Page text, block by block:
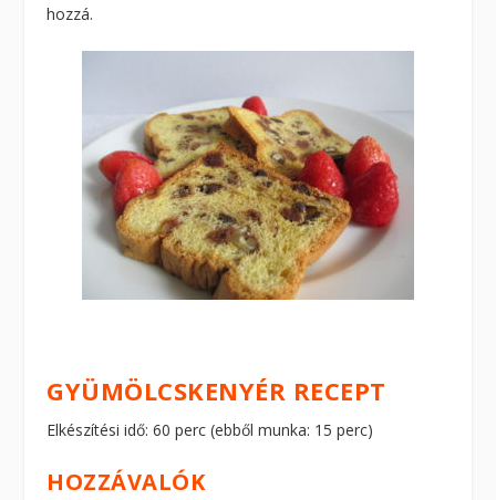
hozzá.
GYÜMÖLCSKENYÉR RECEPT
Elkészítési idő: 60 perc (ebből munka: 15 perc)
HOZZÁVALÓK